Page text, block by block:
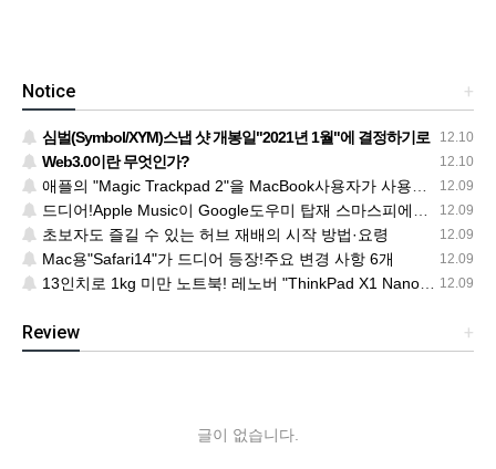
+
Notice
12.10
심벌(Symbol/XYM)스냅 샷 개봉일"2021년 1월"에 결정하기로
12.10
Web3.0이란 무엇인가?
12.09
애플의 "Magic Trackpad 2"을 MacBook사용자가 사용한다.절묘한 기울기로 피곤하지 않다
12.09
드디어!Apple Music이 Google도우미 탑재 스마스피에서 들으려고
12.09
초보자도 즐길 수 있는 허브 재배의 시작 방법·요령
12.09
Mac용"Safari14"가 드디어 등장!주요 변경 사항 6개
12.09
13인치로 1kg 미만 노트북! 레노버 "ThinkPad X1 Nano" 출시
+
Review
글이 없습니다.